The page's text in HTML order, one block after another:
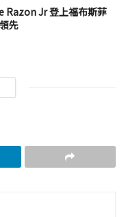
Razon Jr 登上福布斯菲
先